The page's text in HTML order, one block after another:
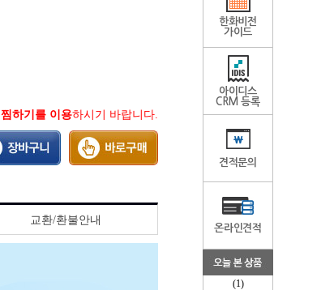
찜하기를 이용하시기 바랍니다.
교환/환불안내
한화비전
가이드
아이디스
CRM 등록
견적문의
온라인견적
(1)